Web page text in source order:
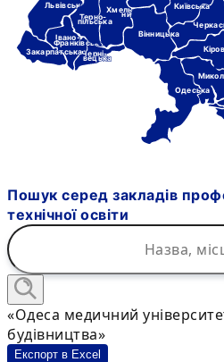
Черні-
вецька
Івано-
Франківська
Хмель-
ницька
Київська
Львівська
Одеська
Терно-
пільська
Вінницька
Закарпатська
Пошук серед закладів
технічної освіти
«Одеса медичний
будівництва»
Експорт в Excel